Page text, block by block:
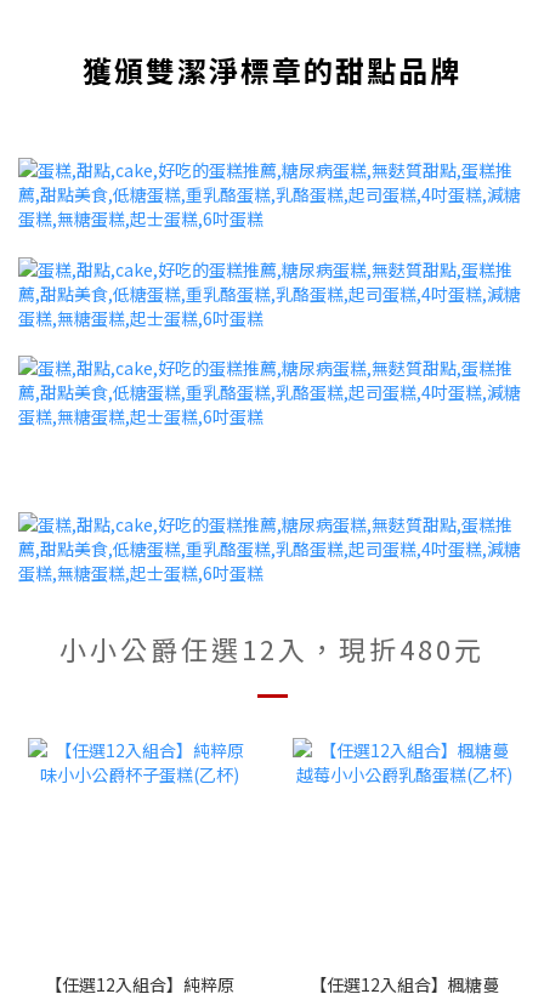
獲頒雙潔淨標章的甜點品牌
小小公爵任選12入，現折480元
【任選12入組合】純粹原 【任選12入組合】楓糖蔓